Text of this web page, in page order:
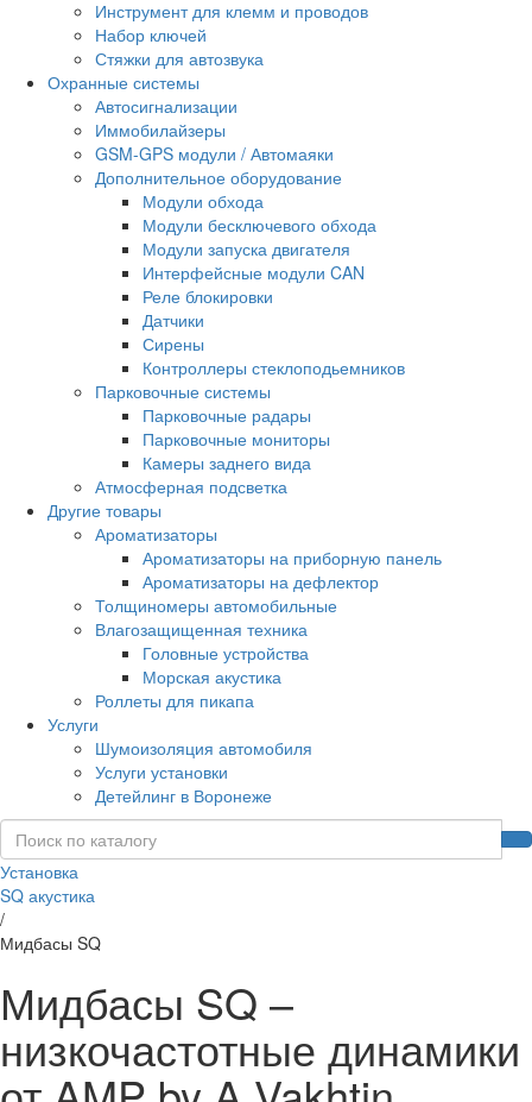
Инструмент для клемм и проводов
Набор ключей
Стяжки для автозвука
Охранные системы
Автосигнализации
Иммобилайзеры
GSM-GPS модули / Автомаяки
Дополнительное оборудование
Модули обхода
Модули бесключевого обхода
Модули запуска двигателя
Интерфейсные модули CAN
Реле блокировки
Датчики
Сирены
Контроллеры стеклоподьемников
Парковочные системы
Парковочные радары
Парковочные мониторы
Камеры заднего вида
Атмосферная подсветка
Другие товары
Ароматизаторы
Ароматизаторы на приборную панель
Ароматизаторы на дефлектор
Толщиномеры автомобильные
Влагозащищенная техника
Головные устройства
Морская акустика
Роллеты для пикапа
Услуги
Шумоизоляция автомобиля
Услуги установки
Детейлинг в Воронеже
Установка
SQ акустика
/
Мидбасы SQ
Мидбасы SQ –
низкочастотные динамики